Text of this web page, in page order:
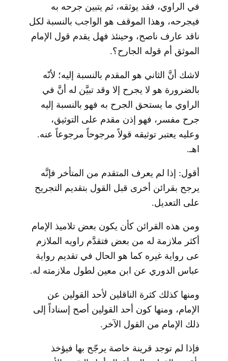
في الراوي، فقد يوثقه، ثم يتبين جرحه به
فيجرحه، وهذا الموقف هو الواجب بالنسبة لكل
ناقد عارف ناصح، وحينئذ فهل يقدم قول الإمام
الموثق أم قوله الجارح؟.
لاشك أنَّ الثاني هو المقدم بالنسبة إليه؛ لأنّه
بالضرورة هو لا يجرح إلا وقد تبيَّن له أنَّ في
الراوي ما يستحق الجرح به فهو بالنسبة إليه
جرح مفسر، فهو إذن مقدم على التوثيق،
وعليه يعتبر توثيقه قولاً مرجوحاً مرجوعاً عنه.
اهـ.
أقول: إذا لم يعرف المتقدم من المتأخر فإنَّه
يرجح بقرائن أخرى قبل القول بتقديم التجريح
على التعديل.
ومن هذه القرائن كأن يكون بعض تلاميذ الإمام
أكثر ملازمة له من بعض فتقدَّم راويه الملازم
عى رواية غيره كما هو الحال في تقديم رواية
عباس الدوري عن ابن معين لطول ملازمته له.
ومنها كذلك كثرة الناقلين لأحد القولين عن
الإمام، ومنها كون أحد القولين أصح إسناداً إلى
ذلك الإمام من القول الآخر.
فإذا لم توجد قرينة خاصة يرجّح بها فيؤخذ